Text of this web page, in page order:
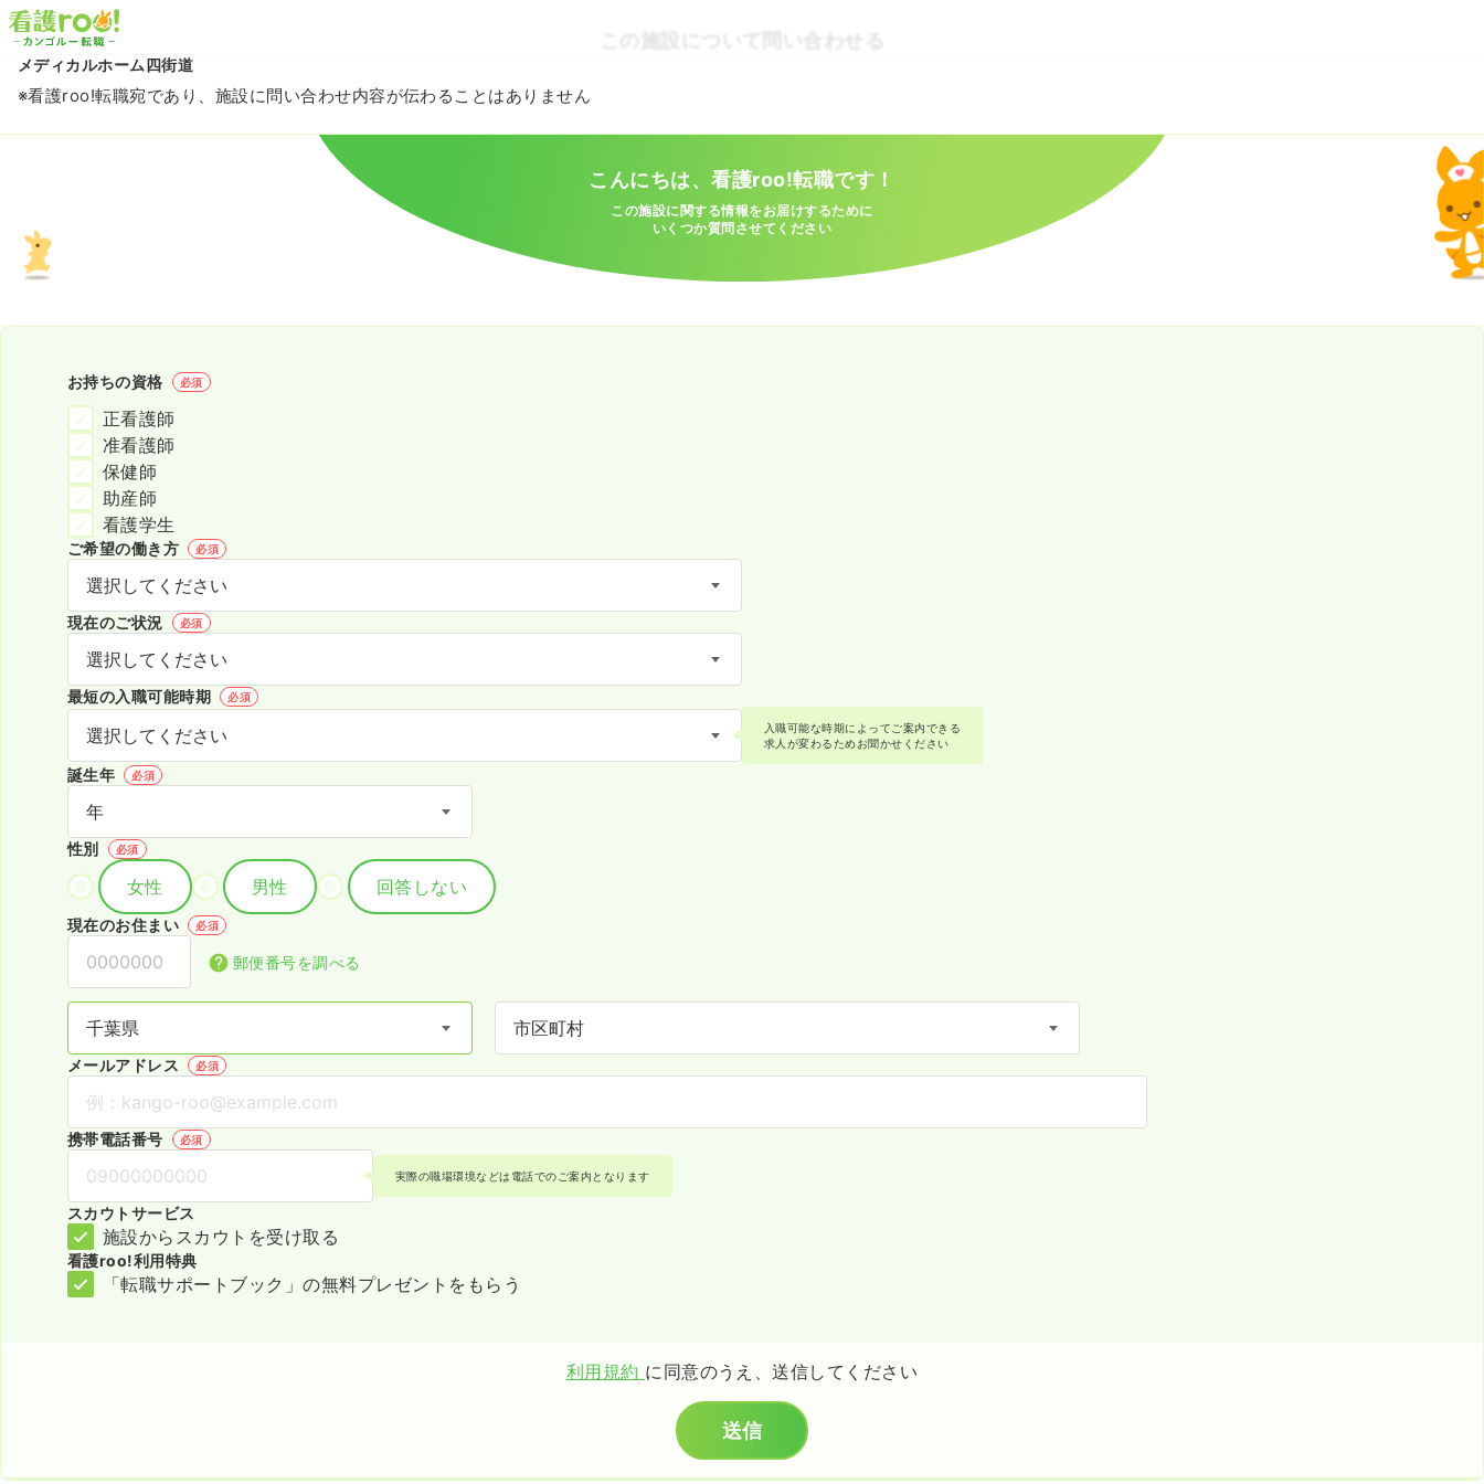
この施設について問い合わせる
メディカルホーム四街道
※看護roo!転職宛であり、施設に問い合わせ内容が伝わることはありません
こんにちは、看護roo!転職です！
この施設に関する情報をお届けするために
いくつか質問させてください
お持ちの資格 必須
正看護師
准看護師
保健師
助産師
看護学生
ご希望の働き方 必須
現在のご状況 必須
最短の入職可能時期 必須
入職可能な時期によってご案内できる
求人が変わるためお聞かせください
誕生年 必須
性別 必須
女性 男性 回答しない
現在のお住まい 必須
郵便番号を調べる
メールアドレス 必須
携帯電話番号 必須
実際の職場環境などは電話でのご案内となります
スカウトサービス
施設からスカウトを受け取る
看護roo!利用特典
「転職サポートブック」の無料プレゼントをもらう
利用規約 に同意のうえ、送信してください
送信